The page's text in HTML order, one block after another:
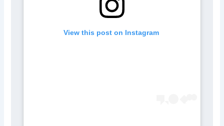
View this post on Instagram